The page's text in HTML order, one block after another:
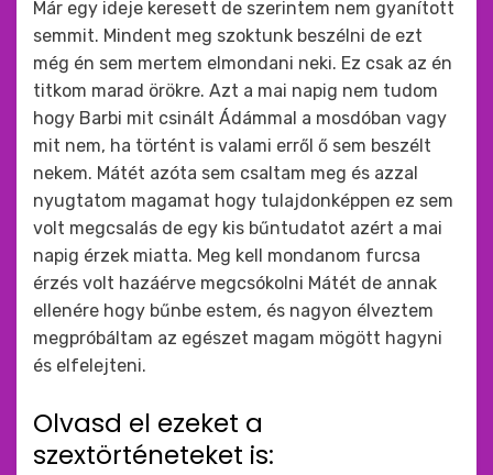
Már egy ideje keresett de szerintem nem gyanított
semmit. Mindent meg szoktunk beszélni de ezt
még én sem mertem elmondani neki. Ez csak az én
titkom marad örökre. Azt a mai napig nem tudom
hogy Barbi mit csinált Ádámmal a mosdóban vagy
mit nem, ha történt is valami erről ő sem beszélt
nekem. Mátét azóta sem csaltam meg és azzal
nyugtatom magamat hogy tulajdonképpen ez sem
volt megcsalás de egy kis bűntudatot azért a mai
napig érzek miatta. Meg kell mondanom furcsa
érzés volt hazáérve megcsókolni Mátét de annak
ellenére hogy bűnbe estem, és nagyon élveztem
megpróbáltam az egészet magam mögött hagyni
és elfelejteni.
Olvasd el ezeket a
szextörténeteket is: